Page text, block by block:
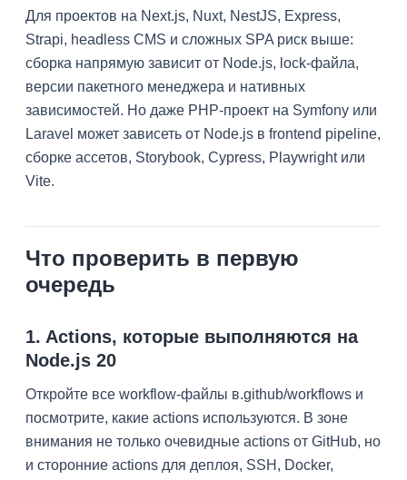
Для проектов на Next.js, Nuxt, NestJS, Express,
Strapi, headless CMS и сложных SPA риск выше:
сборка напрямую зависит от Node.js, lock-файла,
версии пакетного менеджера и нативных
зависимостей. Но даже PHP-проект на Symfony или
Laravel может зависеть от Node.js в frontend pipeline,
сборке ассетов, Storybook, Cypress, Playwright или
Vite.
Что проверить в первую
очередь
1. Actions, которые выполняются на
Node.js 20
Откройте все workflow-файлы в.github/workflows и
посмотрите, какие actions используются. В зоне
внимания не только очевидные actions от GitHub, но
и сторонние actions для деплоя, SSH, Docker,